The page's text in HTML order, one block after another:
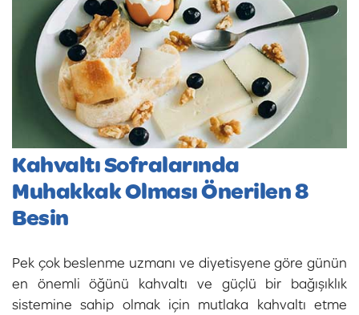
Kahvaltı Sofralarında
Muhakkak Olması Önerilen 8
Besin
Pek çok beslenme uzmanı ve diyetisyene göre günün
en önemli öğünü kahvaltı ve güçlü bir bağışıklık
sistemine sahip olmak için mutlaka kahvaltı etme